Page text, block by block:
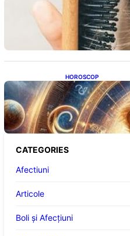
Semnele
Impactul
HOROSCOP
Portalul
Abundență
CATEGORIES
Afectiuni
Articole
Boli și Afecțiuni